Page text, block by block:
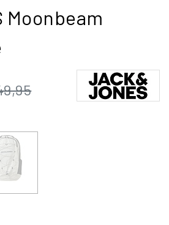
Moonbeam